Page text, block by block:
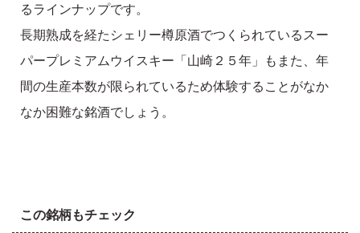
るラインナップです。
長期熟成を経たシェリー樽原酒でつくられているスー
パープレミアムウイスキー「山崎２５年」もまた、年
間の生産本数が限られているため体験することがなか
なか困難な銘酒でしょう。
この銘柄もチェック